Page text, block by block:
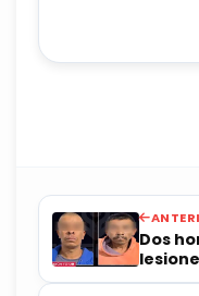
Dos